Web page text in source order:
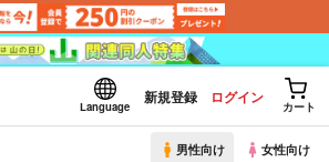
Language
新規登録 ログイン
カート
男性向け 女性向け